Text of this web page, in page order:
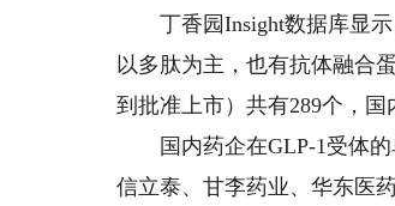
丁香园Insight数据库显示
以多肽为主，也有抗体融合
到批准上市）共有289个，国
国内药企在GLP-1受体的
信立泰、甘李药业、华东医